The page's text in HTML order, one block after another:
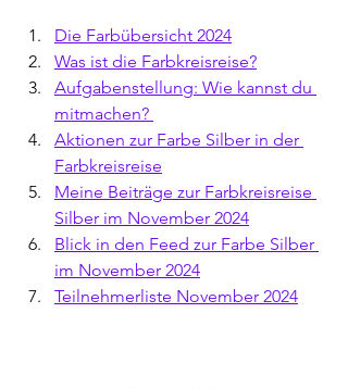
Die Farbübersicht 2024
Was ist die Farbkreisreise?
Aufgabenstellung: Wie kannst du
mitmachen?
Aktionen zur Farbe Silber in der
Farbkreisreise
Meine Beiträge zur Farbkreisreise
Silber im November 2024
Blick in den Feed zur Farbe Silber
im November 2024
Teilnehmerliste November 2024